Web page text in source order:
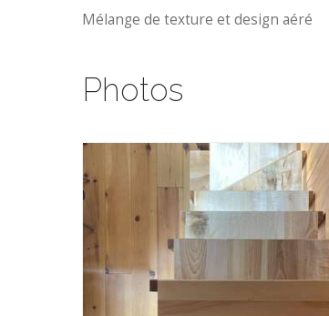
Mélange de texture et design aéré
Photos